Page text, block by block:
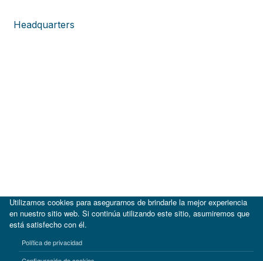
Headquarters
Utilizamos cookies para asegurarnos de brindarle la mejor experiencia
en nuestro sitio web. Si continúa utilizando este sitio, asumiremos que
está satisfecho con él.
Política de privacidad